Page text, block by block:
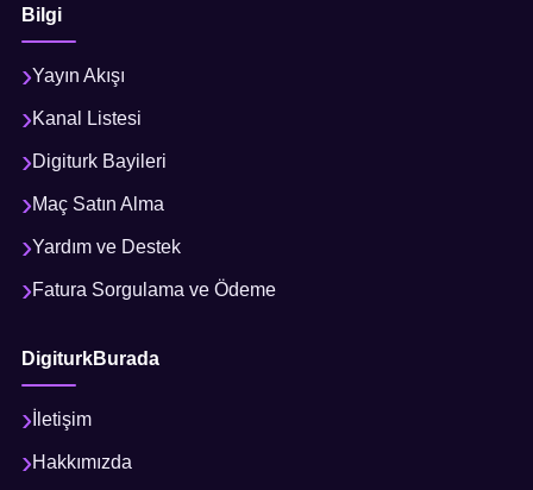
Bilgi
Yayın Akışı
Kanal Listesi
Digiturk Bayileri
Maç Satın Alma
Yardım ve Destek
Fatura Sorgulama ve Ödeme
DigiturkBurada
İletişim
Hakkımızda